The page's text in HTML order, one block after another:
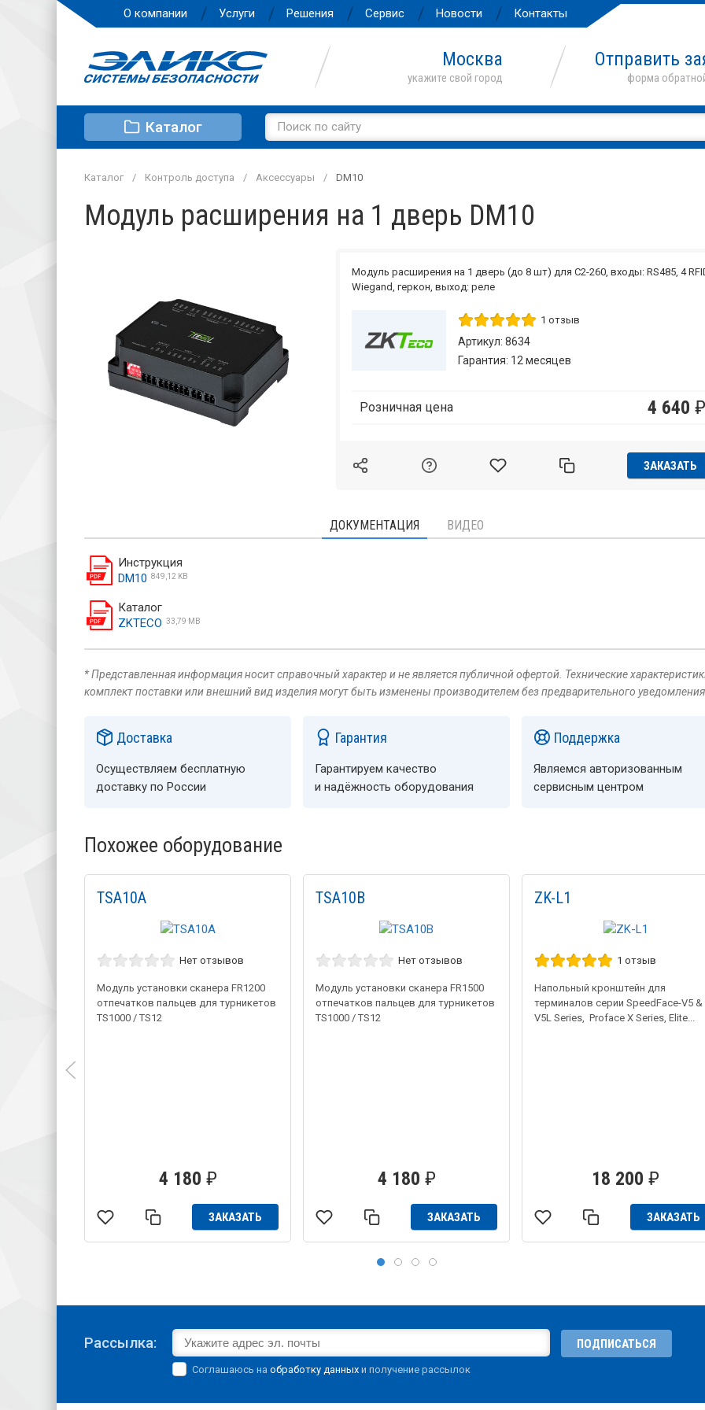
О компании Услуги Решения Сервис Новости Контакты
Москва Отправить
Каталог
Каталог Контроль доступа Аксессуары DM10
Модуль расширения на 1 дверь DM10
Модуль расширения на 1 дверь (до 8 шт) для C2-260, входы: RS485, 4
Wiegand, геркон, выход: реле
1 отзыв
Артикул: 8634
Гарантия: 12 месяцев
Розничная цена 4 640 ₽
ЗАКАЗАТЬ
ДОКУМЕНТАЦИЯ ВИДЕО
Инструкция
DM10 849,12 KB
Каталог
ZKTECO 33,79 MB
* Представленная информация носит справочный характер и не является публичной офертой. Технические
комплект поставки или внешний вид изделия могут быть изменены производителем без предварительного уведомления.
Доставка
Осуществляем бесплатную
доставку по России
Гарантия
Гарантируем качество
и надёжность оборудования
Поддержка
Являемся авторизованным
сервисным центром
Похожее оборудование
TSA10A
Нет отзывов
Модуль установки сканера FR1200
отпечатков пальцев для турникетов
TS1000 / TS12
4 180 ₽
ЗАКАЗАТЬ
TSA10B
Нет отзывов
Модуль установки сканера FR1500
отпечатков пальцев для турникетов
TS1000 / TS12
4 180 ₽
ЗАКАЗАТЬ
ZK-L1
1 отзыв
Напольный кронштейн для
терминалов серии SpeedFace-V5 &
V5L Series, Proface X Series, Elite...
18 200 ₽
ЗАКАЗАТЬ
Рассылка: ПОДПИСАТЬСЯ
Соглашаюсь на обработку данных и получение рассылок